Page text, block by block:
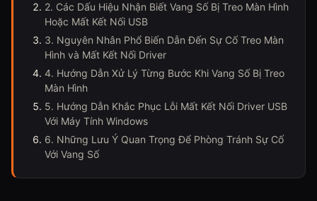
2. Các Dấu Hiệu Nhận Biết Vang Số Bị Treo Màn Hình
Hoặc Mất Kết Nối USB
3. Nguyên Nhân Phổ Biến Dẫn Đến Sự Cố Treo Màn
Hình và Mất Kết Nối Driver
4. Hướng Dẫn Xử Lý Từng Bước Khi Vang Số Bị Treo
Màn Hình
5. Hướng Dẫn Khắc Phục Lỗi Mất Kết Nối Driver USB
Với Máy Tính Windows
6. Những Lưu Ý Quan Trọng Để Phòng Tránh Sự Cố
Với Vang Số